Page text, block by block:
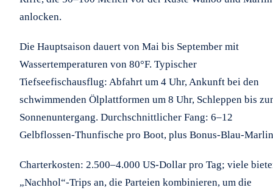
anlocken.
Die Hauptsaison dauert von Mai bis September mit
Wassertemperaturen von 80°F. Typischer
Tiefseefischausflug: Abfahrt um 4 Uhr, Ankunft bei den
schwimmenden Ölplattformen um 8 Uhr, Schleppen bis
Sonnenuntergang. Durchschnittlicher Fang: 6–12
Gelbflossen-Thunfische pro Boot, plus Bonus-Blau-
Charterkosten: 2.500–4.000 US-Dollar pro Tag; viele
„Nachhol“-Trips an, die Parteien kombinieren, um die